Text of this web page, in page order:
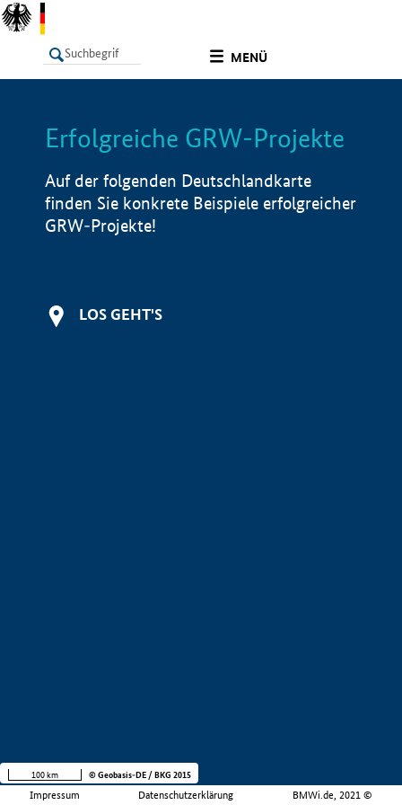
MENÜ
LISTE Info
Erfolgreiche GRW-Projekte
Auf der folgenden Deutschlandkarte
finden Sie konkrete Beispiele erfolgreicher
GRW-Projekte!
LOS GEHT'S
Impressum Datenschutzerklärung BMWi.de, 2021 ©
100 km © Geobasis-DE / BKG 2015